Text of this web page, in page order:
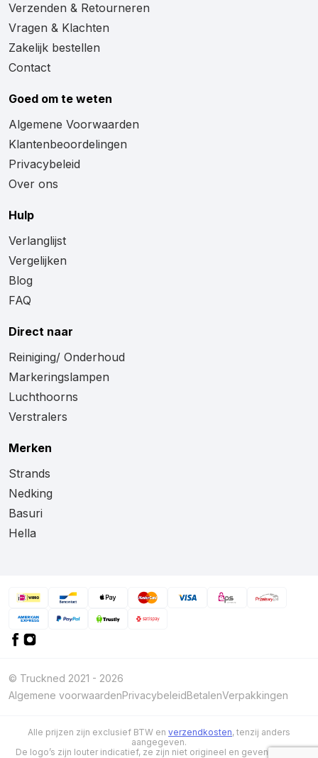
Verzenden & Retourneren
Vragen & Klachten
Zakelijk bestellen
Contact
Goed om te weten
Algemene Voorwaarden
Klantenbeoordelingen
Privacybeleid
Over ons
Hulp
Verlanglijst
Vergelijken
Blog
FAQ
Direct naar
Reiniging/ Onderhoud
Markeringslampen
Luchthoorns
Verstralers
Merken
Strands
Nedking
Basuri
Hella
© Truckned 2021 - 2026
Algemene voorwaardenPrivacybeleidBetalenVerpakkingen
Alle prijzen zijn exclusief BTW en verzendkosten, tenzij anders
aangegeven.
De logo’s zijn louter indicatief, ze zijn niet origineel en geven niet aan